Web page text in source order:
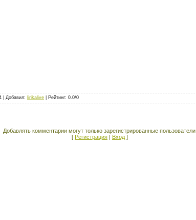
| Добавил: lirikalive Рейтинг: 0.0/0
Добавлять комментарии могут только зарегистрированные пользователи.
[ Регистрация | Вход ]